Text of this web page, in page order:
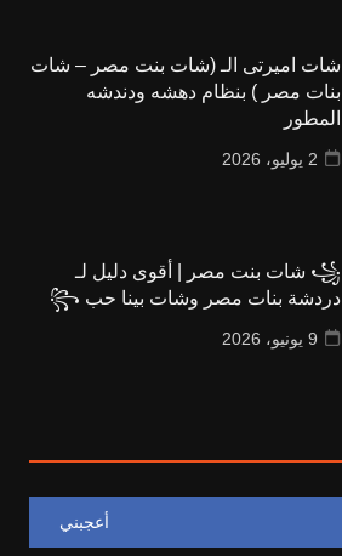
شات اميرتى الـ (شات بنت مصر – شات
بنات مصر ) بنظام دهشه ودندشه
المطور
2 يوليو، 2026
꧁ شات بنت مصر | أقوى دليل لـ
دردشة بنات مصر وشات بينا حب ꧂
9 يونيو، 2026
أعجبني